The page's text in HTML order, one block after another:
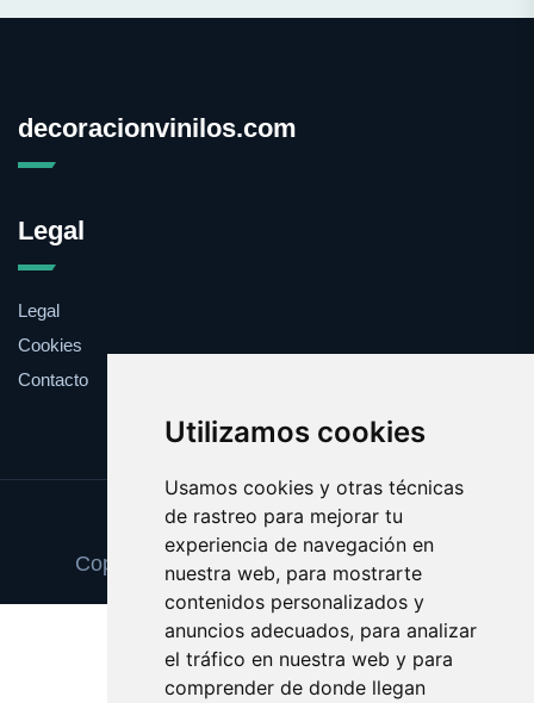
Utilizamos cookies
Usamos cookies y otras técnicas
de rastreo para mejorar tu
experiencia de navegación en
nuestra web, para mostrarte
contenidos personalizados y
anuncios adecuados, para analizar
el tráfico en nuestra web y para
comprender de donde llegan
decoracionvinilos.com
Legal
Legal
Cookies
Contacto
Update cookies preferences
Copyright © 2025 decoracionvinilos.com